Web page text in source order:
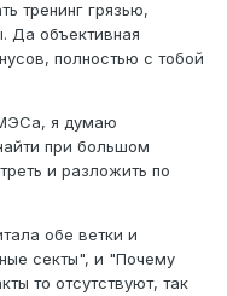
тренинг грязью,
Да объективная
полностью с тобой
я думаю
при большом
и разложить по
обе ветки и
секты", и "Почему
то отсутствуют, так